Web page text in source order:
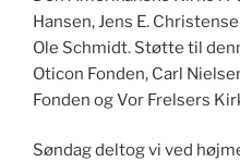
Hansen, Jens E.
Ole Schmidt. Støtte til
Oticon Fonden, Carl
Fonden og Vor Frelsers
Søndag deltog vi ved